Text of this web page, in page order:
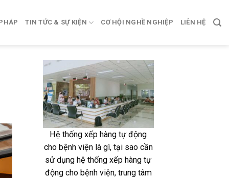
TIN TỨC & SỰ KIỆN CƠ HỘI NGHỀ NGHIỆP LIÊN HỆ
Hệ thống xếp hàng tự động
cho bệnh viện là gì, tại sao cần
sử dụng hệ thống xếp hàng tự
động cho bệnh viện, trung tâm